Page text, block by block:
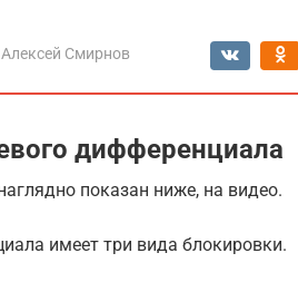
Алексей Смирнов
дифференциала
показан ниже, на видео.
имеет три вида блокировки.